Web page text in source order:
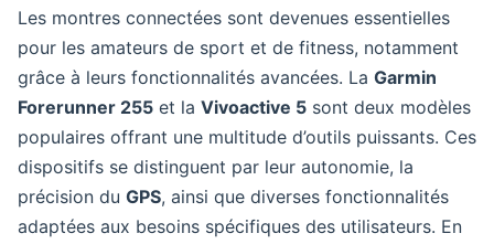
Les montres connectées sont devenues essentielles
pour les amateurs de sport et de fitness, notamment
grâce à leurs fonctionnalités avancées. La Garmin
Forerunner 255 et la Vivoactive 5 sont deux modèles
populaires offrant une multitude d’outils puissants. Ces
dispositifs se distinguent par leur autonomie, la
précision du GPS, ainsi que diverses fonctionnalités
adaptées aux besoins spécifiques des utilisateurs. En